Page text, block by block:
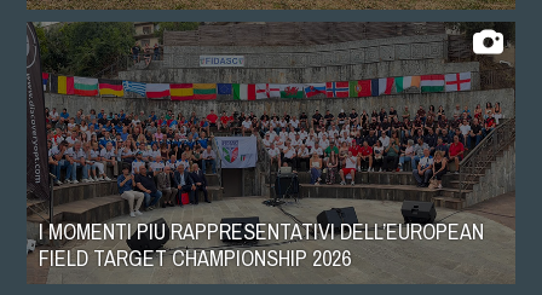
I MOMENTI PIU RAPPRESENTATIVI DELL’EUROPEAN
FIELD TARGET CHAMPIONSHIP 2026